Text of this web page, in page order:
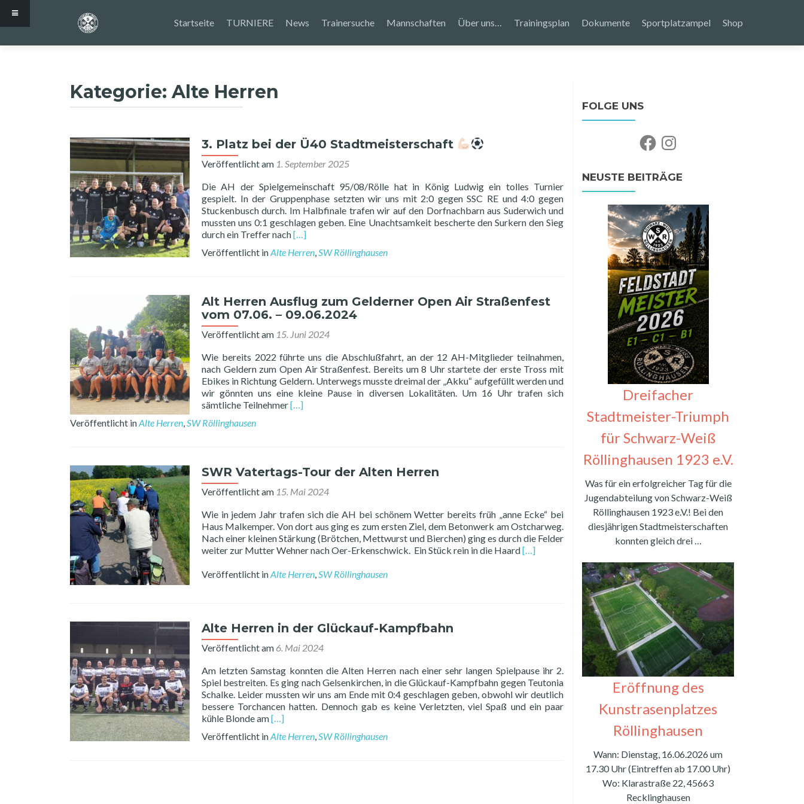
Inhalt
Startseite TURNIERE News Trainersuche Mannschaften Über uns… Trainingsplan Dokumente Sportplatzampel Shop
Kategorie: Alte Herren
3. Platz bei der Ü40 Stadtmeisterschaft
Veröffentlicht am 1. September 2025
Die AH der Spielgemeinschaft 95/08/Rölle hat in König Ludwig ein tolles Turnier
gespielt. In der Gruppenphase setzten wir uns mit 2:0 gegen SSC RE und 4:0 gegen
Stuckenbusch durch. Im Halbfinale trafen wir auf den Dorfnachbarn aus Suderwich und
mussten uns 0:1 geschlagen geben. Eine Unachtsamkeit bescherte den Surkern den Sieg
durch ein Treffer nachRead
about
der
Ü40
Stadtmeisterschaft
[…]
Veröffentlicht inAlte Herren,SW Röllinghausen
Alt Herren Ausflug zum Gelderner Open Air Straßenfest
vom 07.06. – 09.06.2024
Veröffentlicht am 15. Juni 2024
Wie bereits 2022 führte uns die Abschlußfahrt, an der 12 AH-Mitglieder teilnahmen,
nach Geldern zum Open Air Straßenfest. Bereits um 8 Uhr startete der erste Tross mit
Ebikes in Richtung Geldern. Unterwegs musste dreimal der „Akku“ aufgefüllt werden und
wir gönnten uns eine kleine Pause in diversen Lokalitäten. Um 16 Uhr trafen sich
sämtliche TeilnehmerRead
zum
Gelderner
Air
Straßenfest
vom
07.06.
09.06.2024
[…]
Veröffentlicht inAlte Herren,SW Röllinghausen
SWR Vatertags-Tour der Alten Herren
Veröffentlicht am 15. Mai 2024
Wie in jedem Jahr trafen sich die AH bei schönem Wetter bereits früh „anne Ecke“ bei
Haus Malkemper. Von dort aus ging es zum ersten Ziel, dem Betonwerk am Ostcharweg.
Nach einer kleinen Stärkung (Brötchen, Mettwurst und Bierchen) ging es durch die Felder
weiter zur Mutter Wehner nach Oer-Erkenschwick. Ein Stück rein in die HaardRead
[…]
Veröffentlicht inAlte Herren,SW Röllinghausen
Alte Herren in der Glückauf-Kampfbahn
Veröffentlicht am 6. Mai 2024
Am letzten Samstag konnten die Alten Herren nach einer sehr langen Spielpause ihr 2.
Spiel bestreiten. Es ging nach Gelsenkirchen, in die Glückauf-Kampfbahn gegen Teutonia
Schalke. Leider mussten wir uns am Ende mit 0:4 geschlagen geben, obwohl wir deutlich
bessere Torchancen hatten. Dennoch gab es keine Verletzten, viel Spaß und ein paar
kühle Blonde amRead
about
[…]
Veröffentlicht inAlte Herren,SW Röllinghausen
FOLGE UNS
FacebookInstagram
NEUSTE BEITRÄGE
Dreifacher
Stadtmeister-Triumph
für Schwarz-Weiß
Röllinghausen 1923 e.V.
Was für ein erfolgreicher Tag für die
Jugendabteilung von Schwarz-Weiß
Röllinghausen 1923 e.V.! Bei den
diesjährigen Stadtmeisterschaften
konnten gleich drei …
Eröffnung des
Kunstrasenplatzes
Röllinghausen
Wann: Dienstag, 16.06.2026 um
17.30 Uhr (Eintreffen ab 17.00 Uhr)
Wo: Klarastraße 22, 45663
Recklinghausen